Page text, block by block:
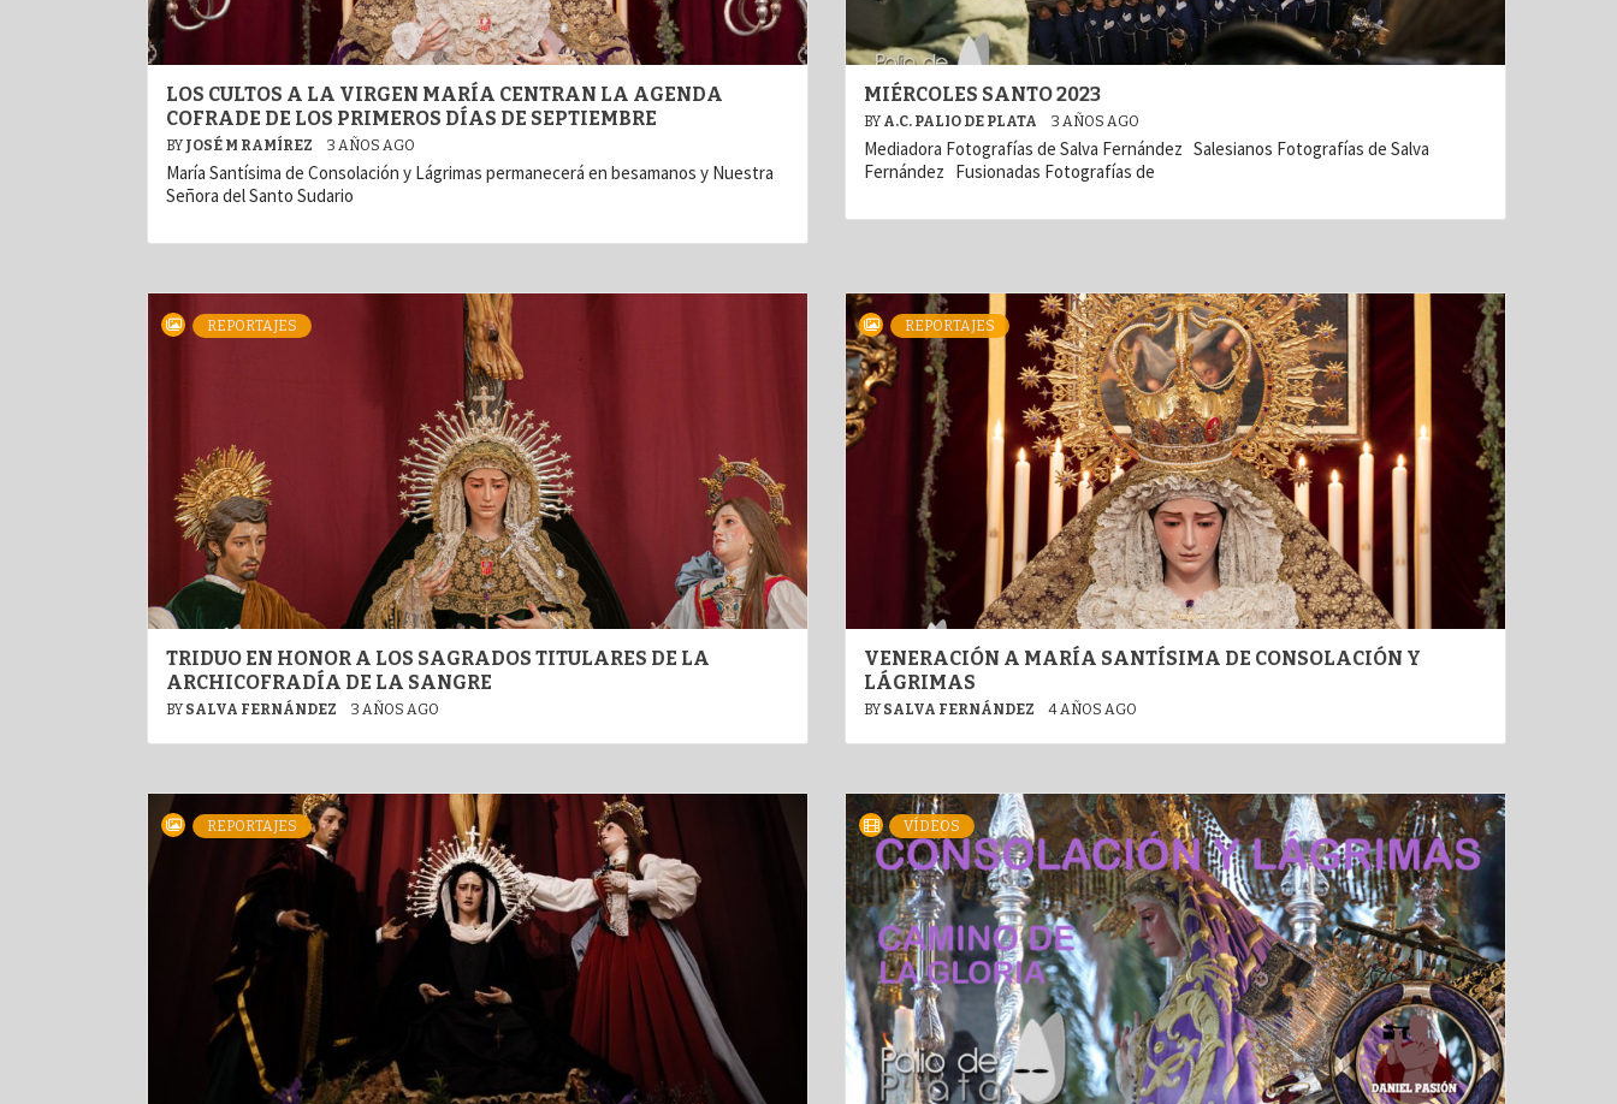
LOS CULTOS A LA VIRGEN MARÍA CENTRAN LA AGENDA
COFRADE DE LOS PRIMEROS DÍAS DE SEPTIEMBRE
BY JOSÉ M RAMÍREZ 3 AÑOS AGO
María Santísima de Consolación y Lágrimas permanecerá en besamanos y Nuestra
Señora del Santo Sudario
MIÉRCOLES SANTO 2023
BY A.C. PALIO DE PLATA 3 AÑOS AGO
Mediadora Fotografías de Salva Fernández Salesianos Fotografías de Salva
Fernández Fusionadas Fotografías de
REPORTAJES
TRIDUO EN HONOR A LOS SAGRADOS TITULARES DE LA
ARCHICOFRADÍA DE LA SANGRE
BY SALVA FERNÁNDEZ 3 AÑOS AGO
REPORTAJES
VENERACIÓN A MARÍA SANTÍSIMA DE CONSOLACIÓN Y
LÁGRIMAS
BY SALVA FERNÁNDEZ 4 AÑOS AGO
REPORTAJES VÍDEOS